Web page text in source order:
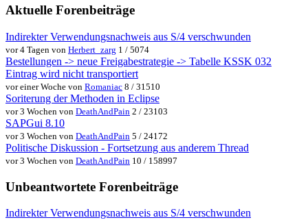
Aktuelle Forenbeiträge
Indirekter Verwendungsnachweis aus S/4 verschwunden
vor 4 Tagen von Herbert_zarg 1 / 5074
Bestellungen -> neue Freigabestrategie -> Tabelle KSSK 032
Eintrag wird nicht transportiert
vor einer Woche von Romaniac 8 / 31510
Soriterung der Methoden in Eclipse
vor 3 Wochen von DeathAndPain 2 / 23103
SAPGui 8.10
vor 3 Wochen von DeathAndPain 5 / 24172
Politische Diskussion - Fortsetzung aus anderem Thread
vor 3 Wochen von DeathAndPain 10 / 158997
Unbeantwortete Forenbeiträge
Indirekter Verwendungsnachweis aus S/4 verschwunden